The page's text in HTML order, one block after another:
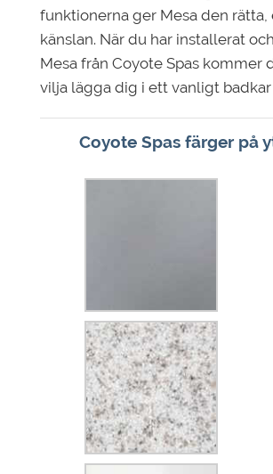
funktionerna ger Mesa den rätta,
känslan. När du har installerat
Mesa från Coyote Spas kommer
vilja lägga dig i ett vanligt badkar
Coyote Spas färger på